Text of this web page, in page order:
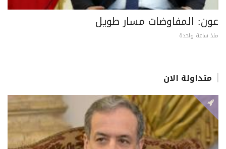
عون: المفاوضات مسار طويل
منذ ساعة واحدة
متداولة الان